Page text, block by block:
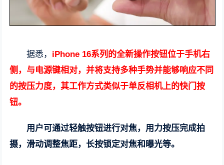
据悉， iPhone 16系列的全新操作按钮位于手机右
侧，与电源键相对，并将支持多种手势并能够响应不同
的按压力度，其工作方式类似于单反相机上的快门按
钮。
用户可通过轻触按钮进行对焦，用力按压完成拍
摄，滑动调整焦距，长按锁定对焦和曝光等。